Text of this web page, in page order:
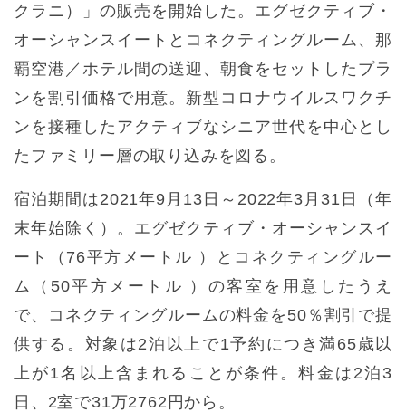
クラニ）」の販売を開始した。エグゼクティブ・
オーシャンスイートとコネクティングルーム、那
覇空港／ホテル間の送迎、朝食をセットしたプラ
ンを割引価格で用意。新型コロナウイルスワクチ
ンを接種したアクティブなシニア世代を中心とし
たファミリー層の取り込みを図る。
宿泊期間は2021年9月13日～2022年3月31日（年
末年始除く）。エグゼクティブ・オーシャンスイ
ート（76平方メートル ）とコネクティングルー
ム（50平方メートル ）の客室を用意したうえ
で、コネクティングルームの料金を50％割引で提
供する。対象は2泊以上で1予約につき満65歳以
上が1名以上含まれることが条件。料金は2泊3
日、2室で31万2762円から。